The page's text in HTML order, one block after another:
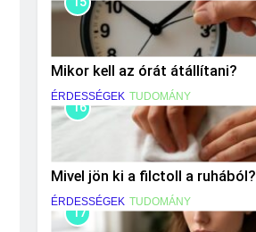
Mikor kell az órát átállítani?
ÉRDESSÉGEK TUDOMÁNY
16
Mivel jön ki a filctoll a ruhából?
ÉRDESSÉGEK TUDOMÁNY
17